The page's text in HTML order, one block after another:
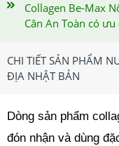
Collagen Be-Max
Cân An Toàn có ưu
CHI TIẾT SẢN PHẨM
ĐỊA NHẬT BẢN
Dòng sản phẩm
đón nhận và dùng